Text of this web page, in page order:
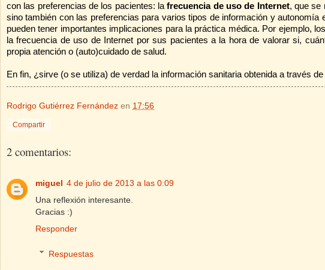
con las preferencias de los pacientes: lafrecuencia de uso de Internet, que se
sino también con las preferencias para varios tipos de información y
pueden tener importantes implicaciones para la práctica médica. Por ejemplo,
la frecuencia de uso de Internet por sus pacientes a la hora de valorar si,
propia atención o (auto)cuidado de salud.
En fin, ¿sirve (o se utiliza) de verdad la información sanitaria obtenida a través
Rodrigo Gutiérrez Fernández en 17:56
Compartir
2 comentarios:
miguel 4 de julio de 2013 a las 0:09
Una reflexión interesante.
Gracias :)
Responder
Respuestas